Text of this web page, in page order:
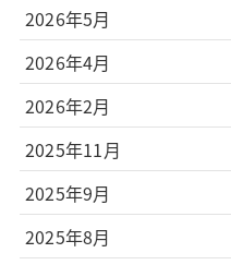
2026年5月
2026年4月
2026年2月
2025年11月
2025年9月
2025年8月